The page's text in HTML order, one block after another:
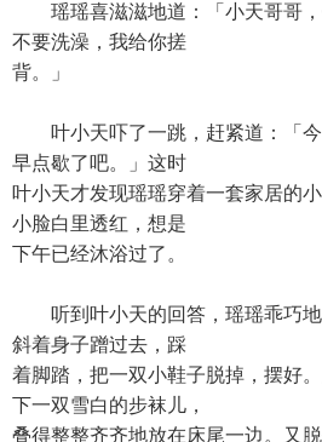
瑶瑶喜滋滋地道：「小天哥哥，
不要洗澡，我给你搓
背。」
叶小天吓了一跳，赶紧道：「今
早点歇了吧。」这时
叶小天才发现瑶瑶穿着一套家居的
小脸白里透红，想是
下午已经沐浴过了。
听到叶小天的回答，瑶瑶乖巧地
斜着身子蹭过去，踩
着脚踏，把一双小鞋子脱掉，摆好
下一双雪白的步袜儿，
叠得整整齐齐地放在床尾一边。又